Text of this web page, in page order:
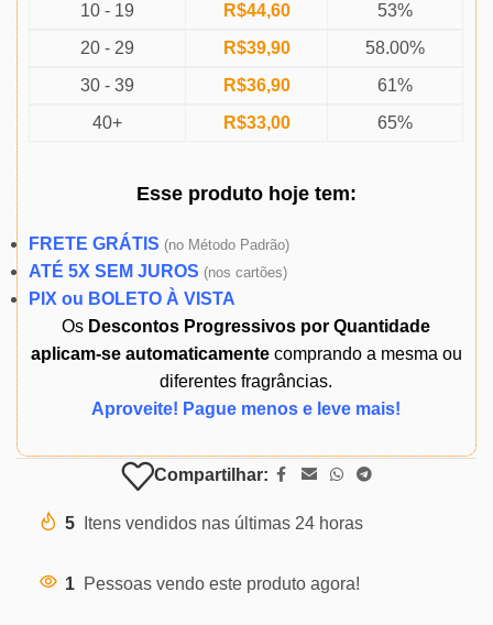
10 - 19
R$44,60
53%
20 - 29
R$39,90
58.00%
30 - 39
R$36,90
61%
40+
R$33,00 65%
Esse produto hojetem:
FRETE GRÁTIS (no Método Padrão)
ATÉ 5X SEM JUROS (nos cartões)
PIX ou BOLETO À VISTA
Os Descontos Progressivos por Quantidade
aplicam-se automaticamentecomprando a mesma ou
diferentes fragrâncias.
Aproveite! Pague menos e leve mais!
Compartilhar:
5 Itens vendidos nas últimas 24 horas
1 Pessoas vendo este produto agora!